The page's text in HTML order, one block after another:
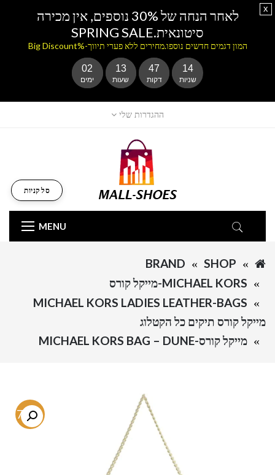
ההגדרות שלי
MENU
סל קניות
SHOP
BRAND
MICHAEL KORS-מייקל קורס
MICHAEL KORS LADIES LEATHER-BAGS
מייקל קורס תיקים כל הקטלוג
מייקל קורס-MICHAEL KORS BAG – DUNE
-77%
לאחר הנחה של 30% נוספים, אין מכירה
סיטונאית.SPRING SALE
המון דגמים חדשים נוספו.מחירים ללא פערי תיווך-%Big Discount
02
ימים
13
שעות
47
דקות
14
שניות
x